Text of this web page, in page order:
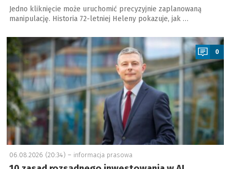
Jedno kliknięcie może uruchomić precyzyjnie zaplanowaną
manipulację. Historia 72-letniej Heleny pokazuje, jak …
a
0
06.08.2026 (20:34) – informacja prasowa